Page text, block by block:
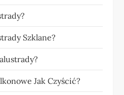
Szklane?
Jak Czyścić?